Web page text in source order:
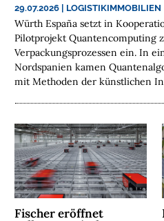
C
H
H
A
L
T
I
K
E
I
T
U
29.07.2026 LOGISTIKIMMOBILIEN
Würth España setzt in
Pilotprojekt Quantencomputing
Verpackungsprozessen ein. In
Nordspanien kamen
mit Methoden der künstlichen
Fischer eröffnet